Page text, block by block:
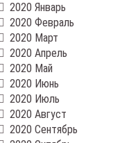
2020 Январь
2020 Февраль
2020 Март
2020 Апрель
2020 Май
2020 Июнь
2020 Июль
2020 Август
2020 Сентябрь